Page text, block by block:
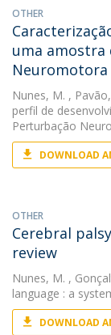
OTHER
uma amostra
Neuromotora
Nunes, M. ,
perfil de
Perturbação
DOWNLOAD
OTHER
Cerebral
review
Nunes, M. ,
language : a
DOWNLOAD